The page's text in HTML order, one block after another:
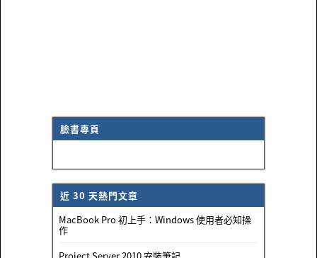
臉書專頁
近 30 天熱門文章
MacBook Pro 初上手：Windows 使用者必知操
作